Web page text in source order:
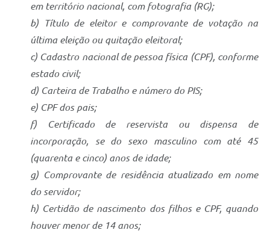
em território nacional, com fotografia (RG);
b) Título de eleitor e comprovante de votação na
última eleição ou quitação eleitoral;
c) Cadastro nacional de pessoa física (CPF), conforme
estado civil;
d) Carteira de Trabalho e número do PIS;
e) CPF dos pais;
f) Certificado de reservista ou dispensa de
incorporação, se do sexo masculino com até 45
(quarenta e cinco) anos de idade;
g) Comprovante de residência atualizado em nome
do servidor;
h) Certidão de nascimento dos filhos e CPF, quando
houver menor de 14 anos;